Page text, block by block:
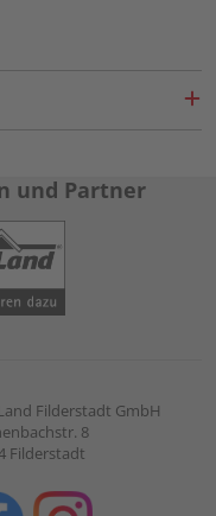
und Partner
Filderstadt GmbH
8
Filderstadt